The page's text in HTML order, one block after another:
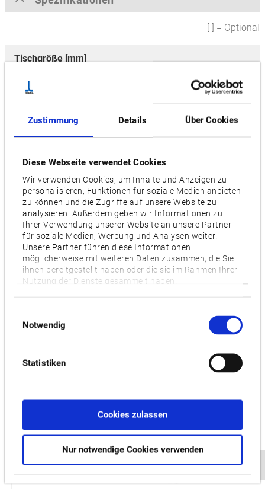
Zustimmung Details Über Cookies
Diese Webseite verwendet Cookies
Wir verwenden Cookies, um Inhalte und Anzeigen zu
personalisieren, Funktionen für soziale Medien anbieten
zu können und die Zugriffe auf unsere Website zu
analysieren. Außerdem geben wir Informationen zu
Ihrer Verwendung unserer Website an unsere Partner
für soziale Medien, Werbung und Analysen weiter.
Unsere Partner führen diese Informationen
möglicherweise mit weiteren Daten zusammen, die Sie
ihnen bereitgestellt haben oder die sie im Rahmen Ihrer
Nutzung der Dienste gesammelt haben.
Notwendig
Statistiken
Cookies zulassen
Nur notwendige Cookies verwenden
[ ] = Optional
Tischgröße [mm]
X: 1,540 / Y: 760 / Z: 660
4,000 [6,000], [10,000], [12,000], [15,000]
Anzahl Werkzeuge
36 [54]
Motor [kW]
18.5/15 [22/18.5]
Videos / Downloads